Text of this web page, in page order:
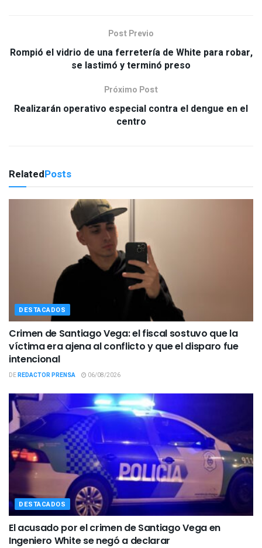
Post Previo
Rompió el vidrio de una ferretería de White para robar,
se lastimó y terminó preso
Próximo Post
Realizarán operativo especial contra el dengue en el
centro
RelatedPosts
DESTACADOS
Crimen de Santiago Vega: el fiscal sostuvo que la
víctima era ajena al conflicto y que el disparo fue
intencional
DEREDACTOR PRENSA 06/08/2026
DESTACADOS
El acusado por el crimen de Santiago Vega en
Ingeniero White se negó a declarar